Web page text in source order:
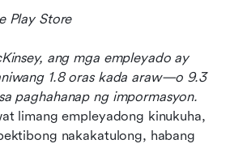
Play Store
ang mga empleyado ay
1.8 oras kada araw—o 9.3
paghahanap ng impormasyon.
limang empleyadong kinukuha,
nakakatulong, habang